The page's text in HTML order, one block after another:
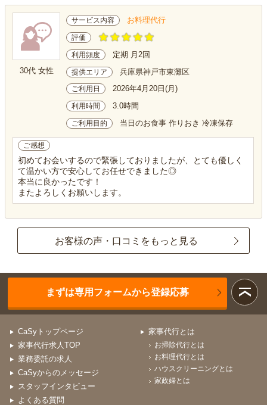
30代 女性
サービス内容 お料理代行
評価
利用頻度 定期 月2回
提供エリア 兵庫県神戸市東灘区
ご利用日 2026年4月20日(月)
利用時間 3.0時間
ご利用目的 当日のお食事 作りおき 冷凍保存
ご感想
初めてお会いするので緊張しておりましたが、とても優しく
て温かい方で安心してお任せできました◎
本当に良かったです！
またよろしくお願いします。
お客様の声・口コミをもっと見る
まずは専用フォームから登録応募
CaSyトップページ
家事代行求人TOP
業務委託の求人
CaSyからのメッセージ
スタッフインタビュー
よくある質問
家事代行とは
お掃除代行とは
お料理代行とは
ハウスクリーニングとは
家政婦とは